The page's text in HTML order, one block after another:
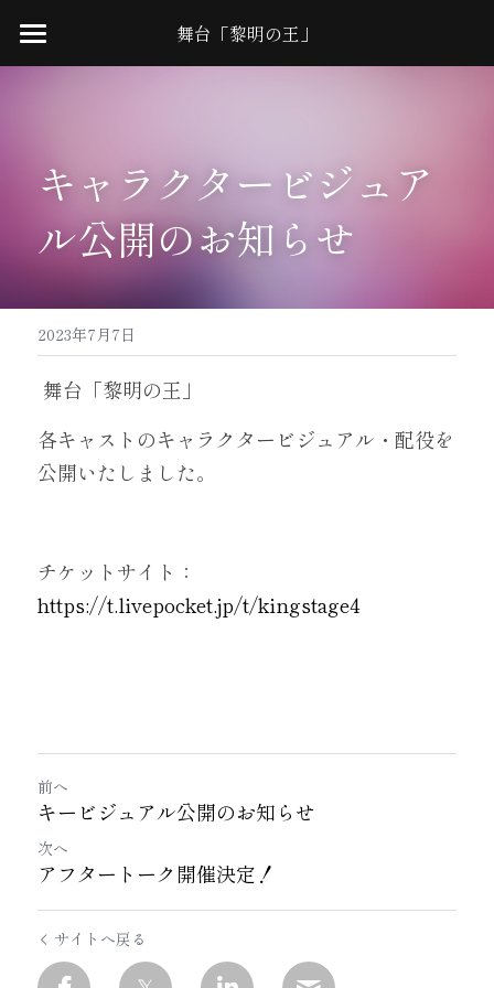
舞台「黎明の王」
Home
Cast
Schedule
Ticket
Access
Staff
Q&A
Twitter
Twitter
キャラクタービジュア
ル公開のお知らせ
2023年7月7日
舞台「黎明の王」
各キャストのキャラクタービジュアル・配役を
公開いたしました。
チケットサイト：
https://t.livepocket.jp/t/kingstage4
前へ
キービジュアル公開のお知らせ
次へ
アフタートーク開催決定！
サイトへ戻る